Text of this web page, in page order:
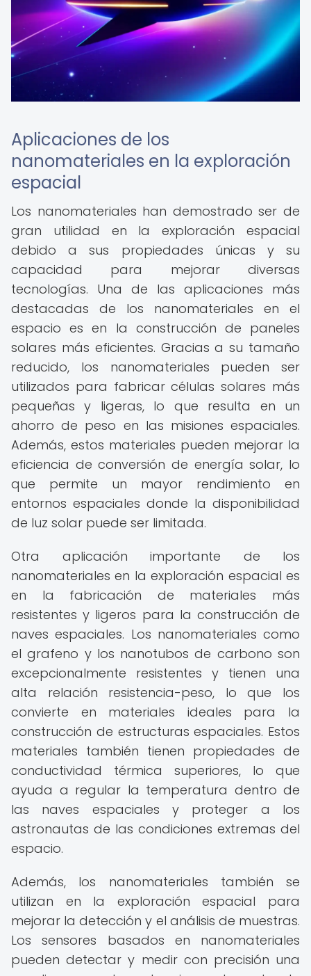
Aplicaciones de los
nanomateriales en la exploración
espacial
Los nanomateriales han demostrado ser de
gran utilidad en la exploración espacial
debido a sus propiedades únicas y su
capacidad para mejorar diversas
tecnologías. Una de las aplicaciones más
destacadas de los nanomateriales en el
espacio es en la construcción de paneles
solares más eficientes. Gracias a su tamaño
reducido, los nanomateriales pueden ser
utilizados para fabricar células solares más
pequeñas y ligeras, lo que resulta en un
ahorro de peso en las misiones espaciales.
Además, estos materiales pueden mejorar la
eficiencia de conversión de energía solar, lo
que permite un mayor rendimiento en
entornos espaciales donde la disponibilidad
de luz solar puede ser limitada.
Otra aplicación importante de los
nanomateriales en la exploración espacial es
en la fabricación de materiales más
resistentes y ligeros para la construcción de
naves espaciales. Los nanomateriales como
el grafeno y los nanotubos de carbono son
excepcionalmente resistentes y tienen una
alta relación resistencia-peso, lo que los
convierte en materiales ideales para la
construcción de estructuras espaciales. Estos
materiales también tienen propiedades de
conductividad térmica superiores, lo que
ayuda a regular la temperatura dentro de
las naves espaciales y proteger a los
astronautas de las condiciones extremas del
espacio.
Además, los nanomateriales también se
utilizan en la exploración espacial para
mejorar la detección y el análisis de muestras.
Los sensores basados en nanomateriales
pueden detectar y medir con precisión una